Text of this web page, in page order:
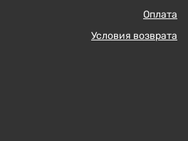
Оплата
Условия возврата